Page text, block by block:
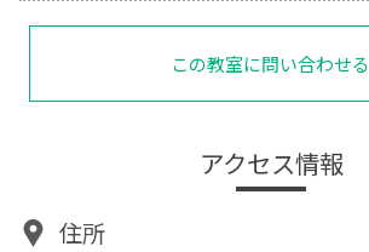
この教室に問い合わせる
アクセス情報
住所